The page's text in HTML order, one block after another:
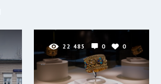
22 485 0 0